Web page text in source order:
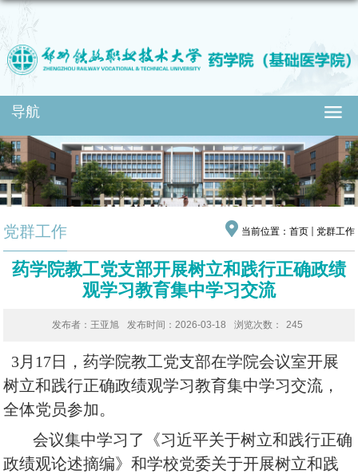
导航
当前位置： 首页 党群工作
党群工作
药学院教工党支部开展树立和践行正确政绩
观学习教育集中学习交流
发布者：王亚旭 发布时间：2026-03-18 浏览次数： 245
3月17日，药学院教工党支部在学院会议室开展
树立和践行正确政绩观学习教育集中学习交流，
全体党员参加。
会议集中学习了 《习近平关于树立和践行正确
政绩观论述摘编》和学校党委关于开展树立和践